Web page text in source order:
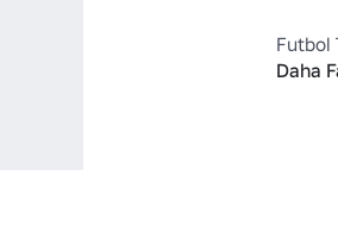
Futbol
cesur
Daha